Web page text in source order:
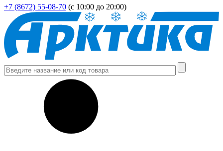
+7 (8672) 55-08-70 (с 10:00 до 20:00)